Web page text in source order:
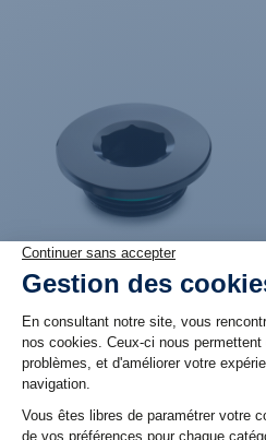
Produit en stock. Livraison 48H
d'alternateur anodisé Noir
pour motos Husqvarna FC /
FE / NORDEN / SVARPILEN /
701
19,98 €